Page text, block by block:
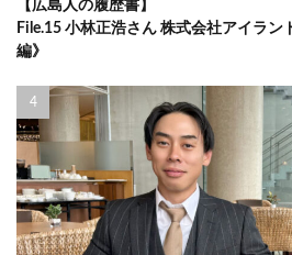
【広島人の履歴書】
File.15 小林正浩さん 株式会社アイラン
編》